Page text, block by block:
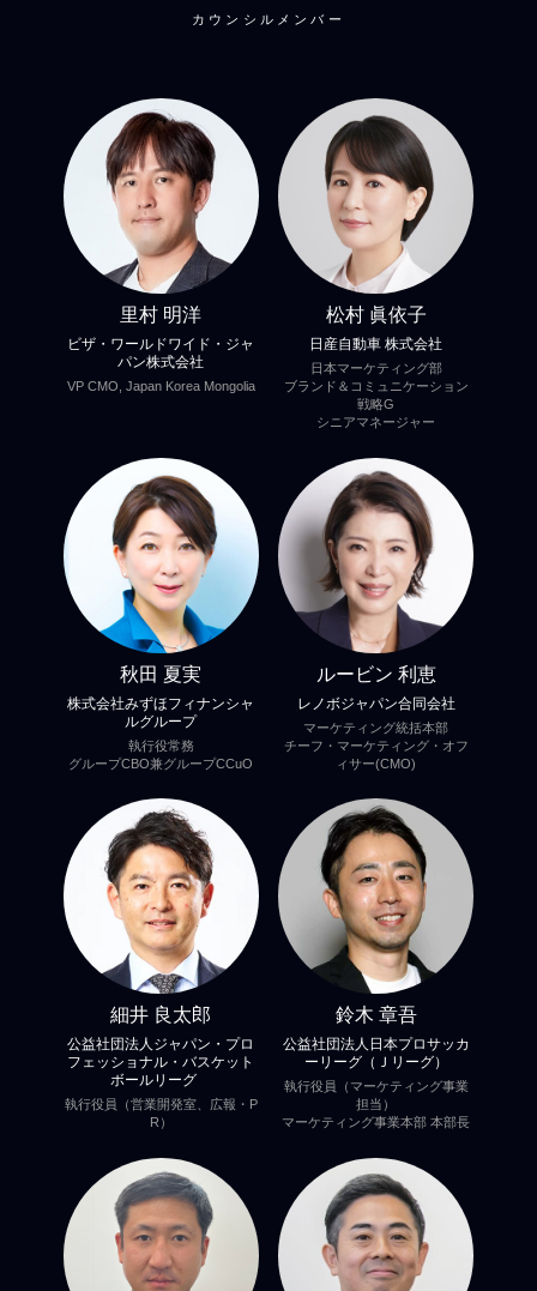
カウンシルメンバー
里村 明洋
ビザ・ワールドワイド・ジャ
パン株式会社
VP CMO, Japan Korea Mongolia
松村 眞依子
日産自動車 株式会社
日本マーケティング部
ブランド＆コミュニケーション
戦略G
シニアマネージャー
秋田 夏実
株式会社みずほフィナンシャ
ルグループ
執行役常務
グループCBO兼グループCCuO
ルービン 利恵
レノボジャパン合同会社
マーケティング統括本部
チーフ・マーケティング・オフ
ィサー(CMO)
細井 良太郎
公益社団法人ジャパン・プロ
フェッショナル・バスケット
ボールリーグ
執行役員（営業開発室、広報・P
R）
鈴木 章吾
公益社団法人日本プロサッカ
ーリーグ（Ｊリーグ）
執行役員（マーケティング事業
担当）
マーケティング事業本部 本部長